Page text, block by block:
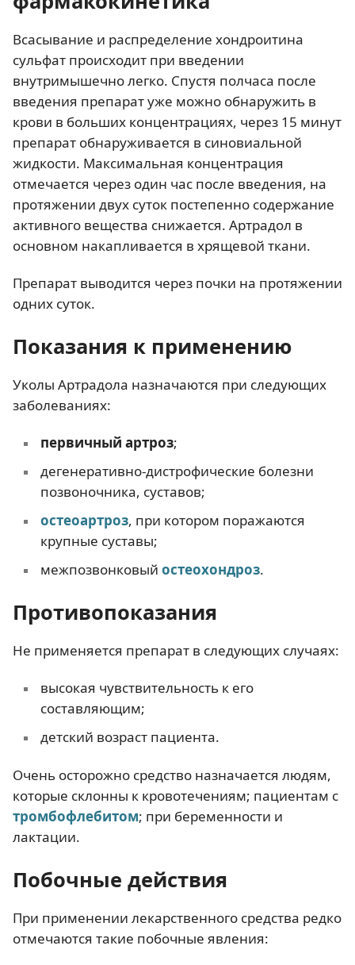
Всасывание и распределение хондроитина
сульфат происходит при введении
внутримышечно легко. Спустя полчаса после
введения препарат уже можно обнаружить в
крови в больших концентрациях, через 15 минут
препарат обнаруживается в синовиальной
жидкости. Максимальная концентрация
отмечается через один час после введения, на
протяжении двух суток постепенно содержание
активного вещества снижается. Артрадол в
основном накапливается в хрящевой ткани.
Препарат выводится через почки на протяжении
одних суток.
Показания к применению
Уколы Артрадола назначаются при следующих
заболеваниях:
первичный артроз;
дегенеративно-дистрофические болезни
позвоночника, суставов;
остеоартроз, при котором поражаются
крупные суставы;
межпозвонковый остеохондроз.
Противопоказания
Не применяется препарат в следующих случаях:
высокая чувствительность к его
составляющим;
детский возраст пациента.
Очень осторожно средство назначается людям,
которые склонны к кровотечениям; пациентам с
тромбофлебитом; при беременности и
лактации.
Побочные действия
При применении лекарственного средства редко
отмечаются такие побочные явления: